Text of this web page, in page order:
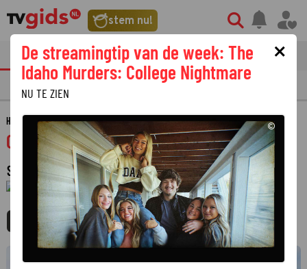
stem nu!
tvgids streaming nieuws
PRIMETIME GEMIST
HOME GIDS OOST NIEUWS
Oost Nieuws
SPORTNIEUWS
1 JANUARI 1970 01:00 - 01:00
MIJNGIDS AGENDA DELEN
×
De streamingtip van de week: The
Idaho Murders: College Nightmare
NU TE ZIEN
©